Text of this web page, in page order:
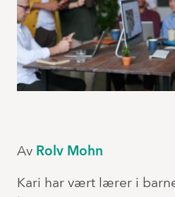
Av Rolv Mohn
Kari har vært lærer i